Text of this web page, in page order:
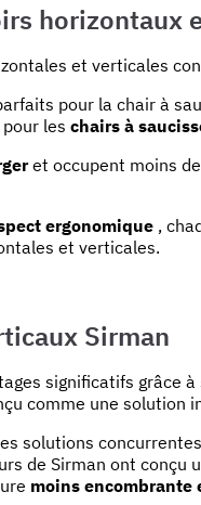
horizontaux
et verticales
pour la chair à
les chairs à
et occupent moins
ergonomique,
et verticales.
Sirman
significatifs grâce
comme une solution
solutions
de Sirman ont conçu
moins encombrante